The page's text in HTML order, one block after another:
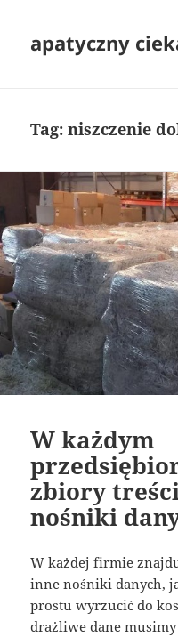
apatyczny
Tag:niszczenie
W każdym
zbiory
nośniki
W każdej firmie
inne nośniki danych,
prostu wyrzucić do
drażliwe dane